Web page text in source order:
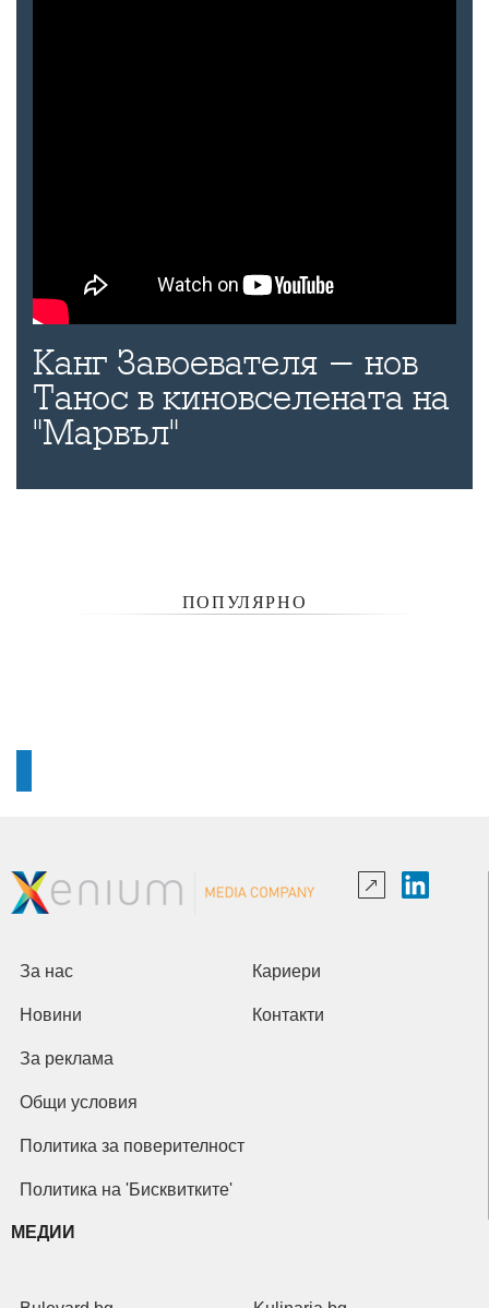
Канг Завоевателя - нов
Танос в киновселената на
"Марвъл"
ПОПУЛЯРНО
За нас Кариери
Новини Контакти
За реклама
Общи условия
Политика за поверителност
Политика на 'Бисквитките'
МЕДИИ